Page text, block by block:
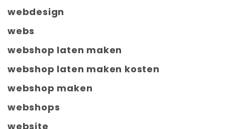
webdesign
webs
webshop laten maken
webshop laten maken kosten
webshop maken
webshops
website